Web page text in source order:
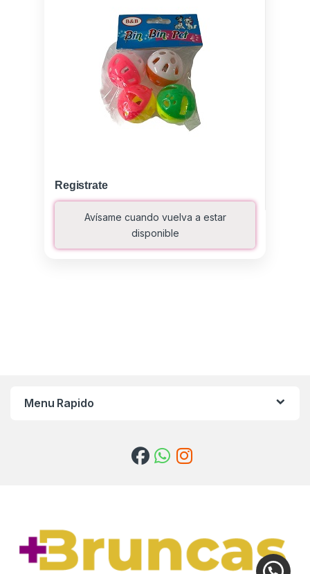
Registrate
Avísame cuando vuelva a estar
disponible
Menu Rapido